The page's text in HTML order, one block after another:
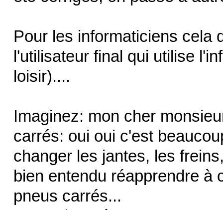
Pour les informaticiens cela
l'utilisateur final qui utilise
loisir)....
Imaginez: mon cher
carrés: oui oui c'est
changer les jantes, les
bien entendu réapprendre à
pneus carrés...